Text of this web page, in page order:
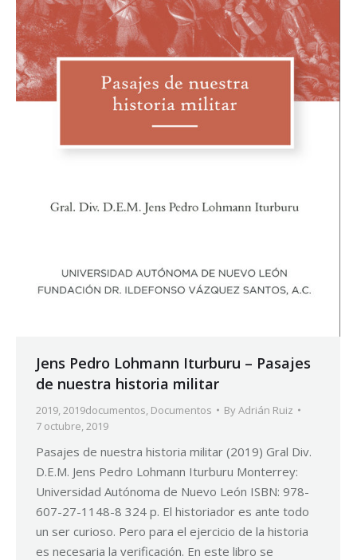
Jens Pedro Lohmann Iturburu – Pasajes
de nuestra historia militar
2019 2019documentos Documentos ByAdrián Ruiz
7 octubre, 2019
Pasajes de nuestra historia militar (2019) Gral Div.
D.E.M. Jens Pedro Lohmann Iturburu Monterrey:
Universidad Autónoma de Nuevo León ISBN: 978-
607-27-1148-8 324 p. El historiador es ante todo
un ser curioso. Pero para el ejercicio de la historia
es necesaria la verificación. En este libro se